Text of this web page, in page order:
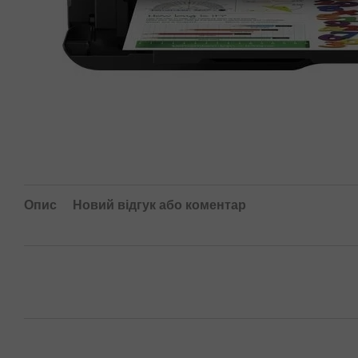
Опис Новий відгук або коментар